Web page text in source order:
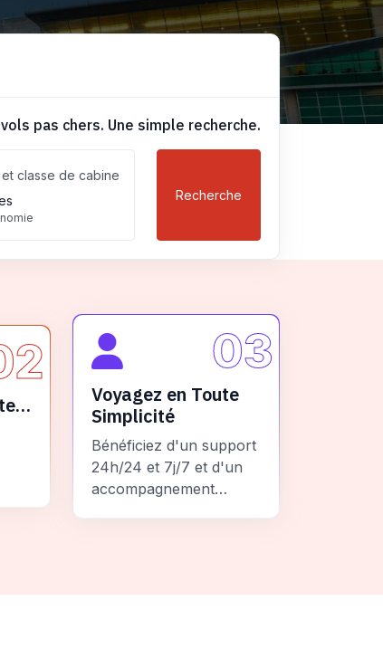
pas chers. Une simple recherche.
classe de cabine
Recherche
03
Voyagez en Toute
Simplicité
Bénéficiez d'un support
24h/24 et 7j/7 et d'un
accompagnement